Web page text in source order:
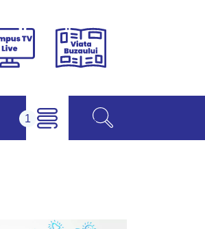
Campus
Viața